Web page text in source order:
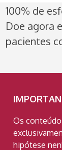
100% de
Doe agora
pacientes
Os
hipótese